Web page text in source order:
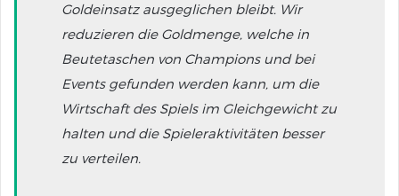
Goldeinsatz ausgeglichen bleibt. Wir
reduzieren die Goldmenge, welche in
Beutetaschen von Champions und bei
Events gefunden werden kann, um die
Wirtschaft des Spiels im Gleichgewicht zu
halten und die Spieleraktivitäten besser
zu verteilen.